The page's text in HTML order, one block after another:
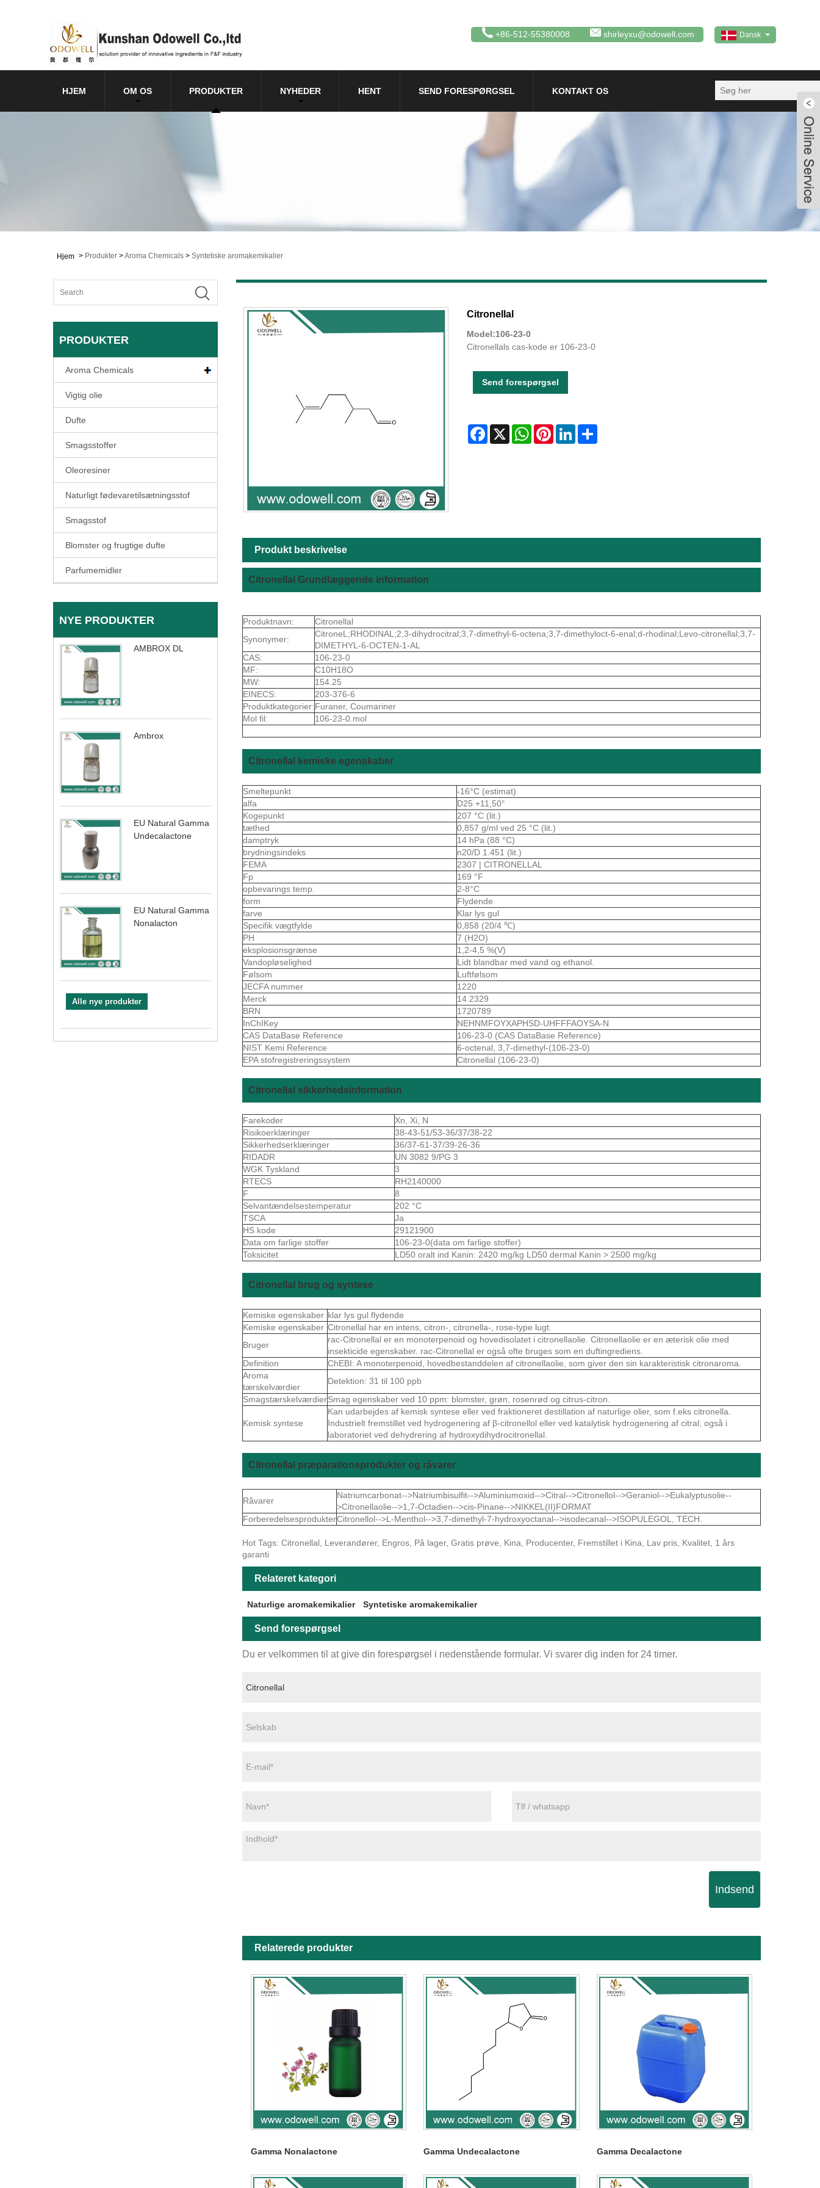
Dansk
+86-512-55380008 shirleyxu@odowell.com
HJEM OM OS PRODUKTER NYHEDER HENT SEND FORESPØRGSEL KONTAKT OS
Hjem > Produkter >Aroma Chemicals > Syntetiske aromakemikalier
PRODUKTER
Aroma Chemicals
Vigtig olie
Dufte
Smagsstoffer
Oleoresiner
Naturligt fødevaretilsætningsstof
Smagsstof
Blomster og frugtige dufte
Parfumemidler
NYE PRODUKTER
AMBROX DL
Ambrox
EU Natural Gamma
Undecalactone
EU Natural Gamma
Nonalacton
Alle nye produkter
Citronellal
Model:106-23-0
Citronellals cas-kode er 106-23-0
Send forespørgsel
Facebook
X WhatsAppPinterestLinkedInShare
Produkt beskrivelse
Citronellal Grundlæggende information
Produktnavn:
Citronellal
Synonymer:
CitroneL;RHODINAL;2,3-dihydrocitral;3,7-dimethyl-6-octena;3,7-dimethyloct-6-enal;d-rhodinal;Levo-citronellal;3,7-
DIMETHYL-6-OCTEN-1-AL
CAS:
106-23-0
MF:
C10H18O
MW:
154.25
EINECS:
203-376-6
Produktkategorier:Furaner, Coumariner
Mol fil:
106-23-0.mol
Citronellal kemiske egenskaber
Smeltepunkt
-16°C (estimat)
alfa
D25 +11,50°
Kogepunkt
207 °C (lit.)
tæthed
0,857 g/ml ved 25 °C (lit.)
damptryk
14 hPa (88 °C)
brydningsindeks
n20/D 1.451 (lit.)
FEMA
2307 | CITRONELLAL
Fp
169 °F
opbevarings temp.
2-8°C
form
Flydende
farve
Klar lys gul
Specifik vægtfylde
0,858 (20/4 ℃)
PH
7 (H2O)
eksplosionsgrænse
1,2-4,5 %(V)
Vandopløselighed
Lidt blandbar med vand og ethanol.
Følsom
Luftfølsom
JECFA nummer
1220
Merck
14.2329
BRN
1720789
InChIKey
NEHNMFOYXAPHSD-UHFFFAOYSA-N
CAS DataBase Reference
106-23-0 (CAS DataBase Reference)
NIST Kemi Reference
6-octenal, 3,7-dimethyl-(106-23-0)
EPA stofregistreringssystem
Citronellal (106-23-0)
Citronellal sikkerhedsinformation
Farekoder
Xn, Xi, N
Risikoerklæringer
38-43-51/53-36/37/38-22
Sikkerhedserklæringer
36/37-61-37/39-26-36
RIDADR
UN 3082 9/PG 3
WGK Tyskland
3
RTECS
RH2140000
F
8
Selvantændelsestemperatur
202 °C
TSCA
Ja
HS kode
29121900
Data om farlige stoffer
106-23-0(data om farlige stoffer)
Toksicitet
LD50 oralt ind Kanin: 2420 mg/kg LD50 dermal Kanin > 2500 mg/kg
Citronellal brug og syntese
Kemiske egenskaber klar lys gul flydende
Kemiske egenskaber Citronellal har en intens, citron-, citronella-, rose-type lugt.
Bruger
rac-Citronellal er en monoterpenoid og hovedisolatet i citronellaolie. Citronellaolie er en æterisk olie med
insekticide egenskaber. rac-Citronellal er også ofte bruges som en duftingrediens.
Definition
ChEBI: A monoterpenoid, hovedbestanddelen af ​​citronellaolie, som giver den sin karakteristisk citronaroma.
Aroma
tærskelværdier
Detektion: 31 til 100 ppb
SmagstærskelværdierSmag egenskaber ved 10 ppm: blomster, grøn, rosenrød og citrus-citron.
Kemisk syntese
Kan udarbejdes af kemisk syntese eller ved fraktioneret destillation af naturlige olier, som f.eks citronella.
Industrielt fremstillet ved hydrogenering af β-citronellol eller ved katalytisk hydrogenering af citral; også i
laboratoriet ved dehydrering af hydroxydihydrocitronellal.
Citronellal præparationsprodukter og råvarer
Råvarer
Natriumcarbonat-->Natriumbisulfit-->Aluminiumoxid-->Citral-->Citronellol-->Geraniol-->Eukalyptusolie--
>Citronellaolie-->1,7-Octadien-->cis-Pinane-->NIKKEL(II)FORMAT
ForberedelsesprodukterCitronellol-->L-Menthol-->3,7-dimethyl-7-hydroxyoctanal-->isodecanal-->ISOPULEGOL, TECH.
Hot Tags: Citronellal, Leverandører, Engros, På lager, Gratis prøve, Kina, Producenter, Fremstillet i Kina, Lav pris, Kvalitet, 1 års
garanti
Relateret kategori
Naturlige aromakemikalier Syntetiske aromakemikalier
Send forespørgsel
Du er velkommen til at give din forespørgsel i nedenstående formular. Vi svarer dig inden for 24 timer.
Indsend
Relaterede produkter
Gamma Nonalactone Gamma Undecalactone Gamma Decalactone